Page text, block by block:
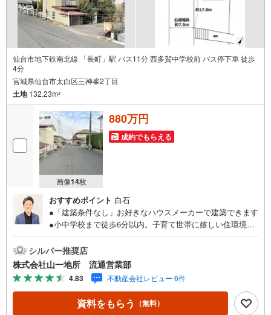
仙台市地下鉄南北線 「長町」駅 バス11分 西多賀中学校前 バス停下車 徒歩
4分
宮城県仙台市太白区三神峯2丁目
土地132.23m2
画像14枚
880万円
成約でもらえる
おすすめポイント 白石
●「建築条件なし」お好きなハウスメーカーで建築できます
●小中学校まで徒歩6分以内。子育て世帯に嬉しい住環境●
●○●○●○●○●○●○●○●○●【購入のご相談】地元に強い「山一
地所」だから売買物件も豊富です！ご希望の物件のご紹介
から、ローンのご相談、投資のご相談までおまかせくださ
い!!■住宅ローンはどれくらい組めるのだろう？■無理のな
い支払いの為には、予算をいくらにすればいいの？■マンシ
ョンか戸建か迷い中。どういう基準で選んだらいい？お住
シルバー推奨店
株式会社山一地所 流通営業部
4.83 不動産会社レビュー 6件
資料をもらう （無料）